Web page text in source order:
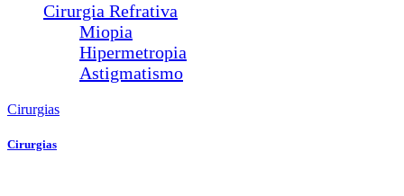
Cirurgia Refrativa
Miopia
Hipermetropia
Astigmatismo
Cirurgias
Cirurgias